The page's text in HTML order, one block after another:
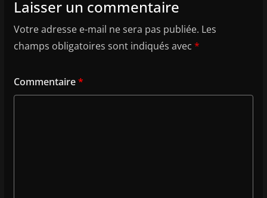
Laisser un commentaire
Votre adresse e-mail ne sera pas publiée. Les
champs obligatoires sont indiqués avec *
Commentaire*